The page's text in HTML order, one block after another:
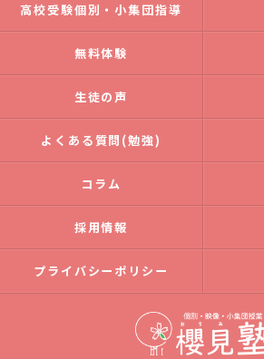
高校受験個別・小集団指導
無料体験
生徒の声
よくある質問(勉強)
コラム
採用情報
プライバシーポリシー